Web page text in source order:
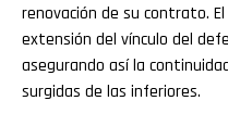
renovación de su contrato.
extensión del vínculo del
asegurando así la
surgidas de las inferiores.